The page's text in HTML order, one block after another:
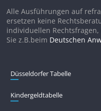
Alle Ausführungen auf
ersetzen keine
individuellen
Sie z.B.beim Deutschen
Düsseldorfer Tabelle
Kindergeldtabelle